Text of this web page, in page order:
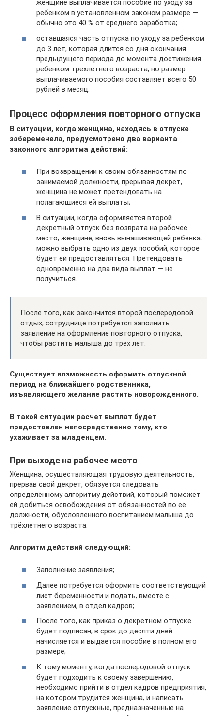
женщине выплачивается пособие по уходу за
ребенком в установленном законом размере —
обычно это 40 % от среднего заработка;
оставшаяся часть отпуска по уходу за ребенком
до 3 лет, которая длится со дня окончания
предыдущего периода до момента достижения
ребенком трехлетнего возраста, но размер
выплачиваемого пособия составляет всего 50
рублей в месяц.
Процесс оформления повторного отпуска
В ситуации, когда женщина, находясь в отпуске
забеременела, предусмотрено два варианта
законного алгоритма действий:
При возвращении к своим обязанностям по
занимаемой должности, прерывая декрет,
женщина не может претендовать на
полагающиеся ей выплаты;
В ситуации, когда оформляется второй
декретный отпуск без возврата на рабочее
место, женщине, вновь вынашивающей ребенка,
можно выбрать одно из двух пособий, которое
будет ей предоставляться. Претендовать
одновременно на два вида выплат — не
получиться.
После того, как закончится второй послеродовой
отдых, сотруднице потребуется заполнить
заявление на оформление повторного отпуска,
чтобы растить малыша до трёх лет.
Существует возможность оформить отпускной
период на ближайшего родственника,
изъявляющего желание растить новорожденного.
В такой ситуации расчет выплат будет
предоставлен непосредственно тому, кто
ухаживает за младенцем.
При выходе на рабочее место
Женщина, осуществляющая трудовую деятельность,
прервав свой декрет, обязуется следовать
определённому алгоритму действий, который поможет
ей добиться освобождения от обязанностей по её
должности, обусловленного воспитанием малыша до
трёхлетнего возраста.
Алгоритм действий следующий:
Заполнение заявления;
Далее потребуется оформить соответствующий
лист беременности и подать, вместе с
заявлением, в отдел кадров;
После того, как приказ о декретном отпуске
будет подписан, в срок до десяти дней
начисляется и выдается пособие в полном его
размере;
К тому моменту, когда послеродовой отпуск
будет подходить к своему завершению,
необходимо прийти в отдел кадров предприятия,
на котором трудится женщина, и написать
заявление отпускные, предназначенные на